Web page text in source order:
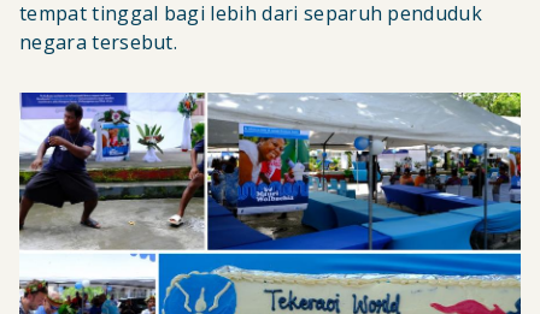
tempat tinggal bagi lebih dari separuh penduduk
negara tersebut.